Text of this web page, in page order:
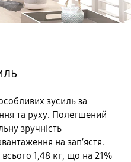
зусиль за
та руху. Полегшений
зручність
на зап’ястя.
1,48 кг, що на 21%